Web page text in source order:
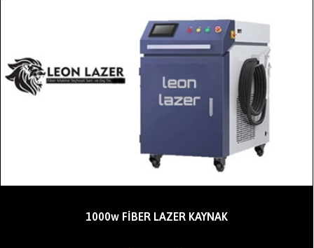
1000w FİBER LAZER KAYNAK